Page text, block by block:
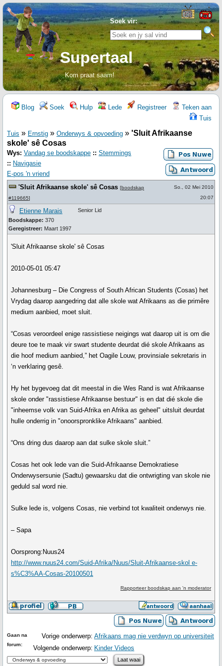
Soek vir:
Supertaal
Kom praat saam!
Blog Soek Hulp Lede Registreer
Teken aan
Tuis
Tuis » Ernstig » Onderwys & opvoeding » 'Sluit Afrikaanse
skole' sê Cosas
Wys: Vandag se boodskappe :: Stemmings
:: Navigasie
E-pos 'n vriend
'Sluit Afrikaanse skole' sê Cosas [boodskap
#119665]
So., 02 Mei 2010
20:07
Etienne Marais
Boodskappe: 370
Geregistreer: Maart 1997
Senior Lid
'Sluit Afrikaanse skole' sê Cosas
2010-05-01 05:47
Johannesburg – Die Congress of South African Students (Cosas) het
Vrydag daarop aangedring dat alle skole wat Afrikaans as die primêre
medium aanbied, moet sluit.
“Cosas veroordeel enige rassistiese neigings wat daarop uit is om die
deure toe te maak vir swart studente deurdat dié skole Afrikaans as
die hoof medium aanbied,” het Oagile Louw, provinsiale sekretaris in
‘n verklaring gesê.
Hy het bygevoeg dat dit meestal in die Wes Rand is wat Afrikaanse
skole onder "rassistiese Afrikaanse bestuur" is en dat dié skole die
"inheemse volk van Suid-Afrika en Afrika as geheel" uitsluit deurdat
hulle onderrig in "onoorspronklike Afrikaans" aanbied.
“Ons dring dus daarop aan dat sulke skole sluit.”
Cosas het ook lede van die Suid-Afrikaanse Demokratiese
Onderwysersunie (Sadtu) gewaarsku dat die ontwrigting van skole nie
geduld sal word nie.
Sulke lede is, volgens Cosas, nie verbind tot kwaliteit onderwys nie.
– Sapa
Oorsprong:Nuus24
http://www.nuus24.com/Suid-Afrika/Nuus/Sluit-Afrikaanse-skol e-
s%C3%AA-Cosas-20100501
Rapporteer boodskap aan 'n moderator
Vorige onderwerp: Afrikaans mag nie verdwyn op universiteit
Volgende onderwerp: Kinder Videos
Gaan na
forum: